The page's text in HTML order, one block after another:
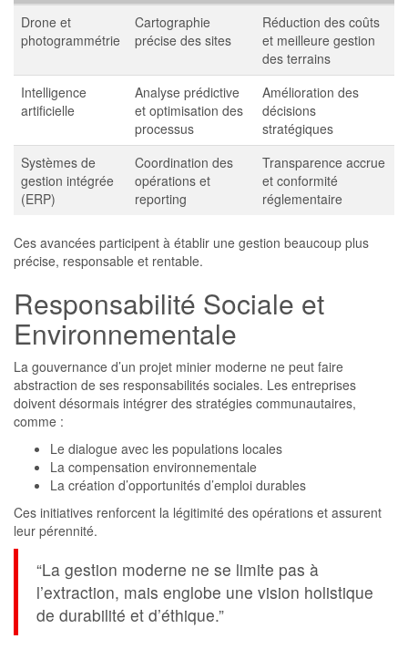
Drone et
photogrammétrie
Cartographie
précise des sites
Réduction des coûts
et meilleure gestion
des terrains
Intelligence
artificielle
Analyse prédictive
et optimisation des
processus
Amélioration des
décisions
stratégiques
Systèmes de
gestion intégrée
(ERP)
Coordination des
opérations et
reporting
Transparence accrue
et conformité
réglementaire
Ces avancées participent à établir une gestion beaucoup plus
précise, responsable et rentable.
Responsabilité Sociale et
Environnementale
La gouvernance d’un projet minier moderne ne peut faire
abstraction de ses responsabilités sociales. Les entreprises
doivent désormais intégrer des stratégies communautaires,
comme :
Le dialogue avec les populations locales
La compensation environnementale
La création d’opportunités d’emploi durables
Ces initiatives renforcent la légitimité des opérations et assurent
leur pérennité.
“La gestion moderne ne se limite pas à
l’extraction, mais englobe une vision holistique
de durabilité et d’éthique.”